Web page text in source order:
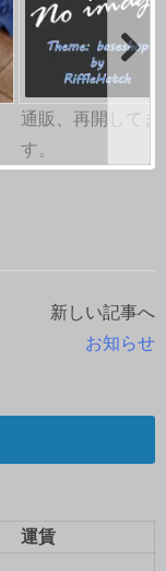
通販、再開してま
す。
新しい記事へ
お知らせ
運賃